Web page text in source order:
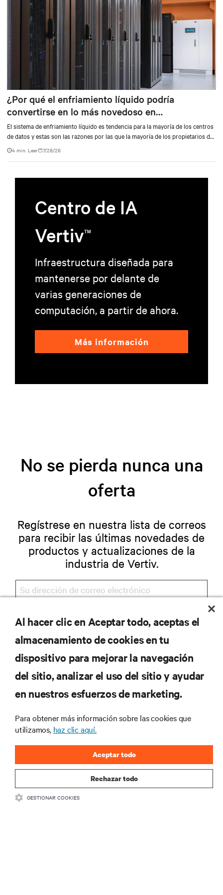
de datos impulsados por IA. Esta asociación destaca cómo las innovadoras
tecnologías de alimentación de Vertiv le permiten a EdgeConneX transformar
su visión de los centros de datos con IA en una realidad, al impulsar la
inteligencia digital y aportar valor en todos los sectores a nivel mundial.
¿Por qué el enfriamiento líquido podría
convertirse en lo más novedoso en
gerenciamiento térmico?qué el enfriamiento
líquido pronto puede ser lo más caliente en la
gestión térmica
El sistema de enfriamiento líquido es tendencia para la mayoría de los centros
de datos y estas son las razones por las que la mayoría de los propietarios de
centros de datos eligen este tipo en comparación con otros.
4 min. Leer 7/28/26
Centro de IA
VertivTM
Infraestructura diseñada para
mantenerse por delante de
varias generaciones de
computación, a partir de ahora.
Más información
No se pierda nunca una
oferta
Regístrese en nuestra lista de correos
para recibir las últimas novedades de
productos y actualizaciones de la
industria de Vertiv.
REGISTRARSE
RECURSOS
CORPORATIVO
SÍGANOS
Al hacer clic en Aceptar todo, aceptas el
almacenamiento de cookies en tu
dispositivo para mejorar la navegación
del sitio, analizar el uso del sitio y ayudar
en nuestros esfuerzos de marketing.
Para obtener más información sobre las cookies que
utilizamos, haz clic aquí.
Rechazar todo
Aceptar todo
GESTIONAR COOKIES